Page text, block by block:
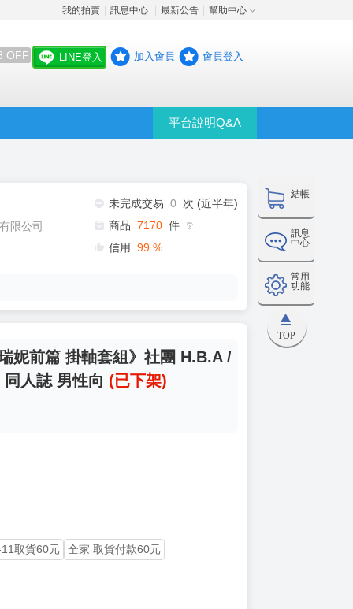
我的拍賣 訊息中心 最新公告 幫助中心
OFF LINE登入 加入會員 會員登入
平台說明Q&A
結帳
訊息
中心
常用
功能
TOP
限公司
未完成交易 0
次 (近半年)
商品 7170 件 ❔
信用 99 %
妮前篇 掛軸套組》社團 H.B.A /
人誌 男性向 (已下架)
取貨60元
全家 取貨付款60元